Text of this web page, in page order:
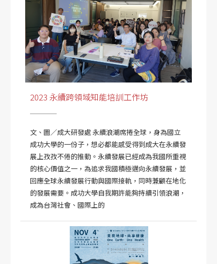
2023 永續跨領域知能培訓工作坊
文、圖／成大研發處 永續浪潮席捲全球，身為國立
成功大學的一份子，想必都能感受得到成大在永續發
展上孜孜不倦的推動。永續發展已經成為我國所重視
的核心價值之一，為追求我國積極邁向永續發展，並
回應全球永續發展行動與國際接軌，同時兼顧在地化
的發展需要。成功大學自我期許能夠持續引領浪潮，
成為台灣社會、國際上的